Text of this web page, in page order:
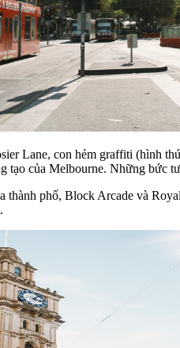
Lane, con hẻm graffiti (hình
tạo của Melbourne. Những bức
thành phố, Block Arcade và